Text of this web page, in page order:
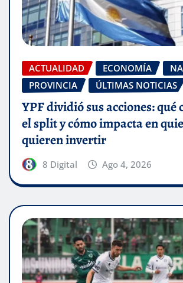
ACTUALIDAD ECONOMÍA
PROVINCIA
ÚLTIMAS NOTICIAS
YPF dividió sus acciones: qué
el split y cómo impacta en
quieren invertir
8 Digital Ago 4, 2026